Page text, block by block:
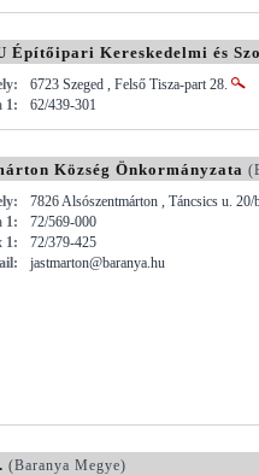
Építőipari Kereskedelmi és
6723 Szeged , Felső Tisza-part 28.
1:
62/439-301
Község Önkormányzata
7826 Alsószentmárton , Táncsics u. 20/
1:
72/569-000
1:
72/379-425
jastmarton@baranya.hu
(Baranya Megye)